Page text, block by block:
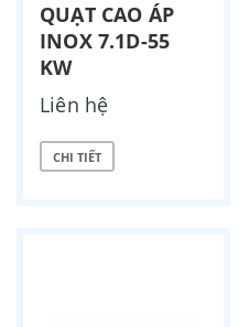
QUẠT CAO ÁP
INOX 7.1D-55
KW
Liên hệ
CHI TIẾT